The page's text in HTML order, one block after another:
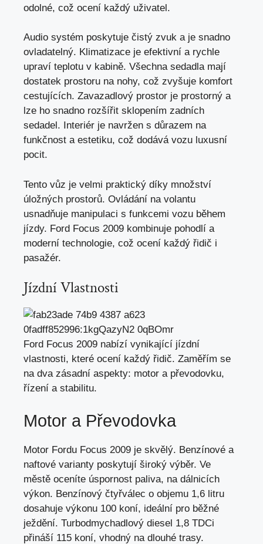
odolné, což ocení každý uživatel.
Audio systém poskytuje čistý zvuk a je snadno
ovladatelný. Klimatizace je efektivní a rychle
upraví teplotu v kabině. Všechna sedadla mají
dostatek prostoru na nohy, což zvyšuje komfort
cestujících. Zavazadlový prostor je prostorný a
lze ho snadno rozšířit sklopením zadních
sedadel. Interiér je navržen s důrazem na
funkčnost a estetiku, což dodává vozu luxusní
pocit.
Tento vůz je velmi praktický díky množství
úložných prostorů. Ovládání na volantu
usnadňuje manipulaci s funkcemi vozu během
jízdy. Ford Focus 2009 kombinuje pohodlí a
moderní technologie, což ocení každý řidič i
pasažér.
Jízdní Vlastnosti
Ford Focus 2009 nabízí vynikající jízdní
vlastnosti, které ocení každý řidič. Zaměřím se
na dva zásadní aspekty: motor a převodovku,
řízení a stabilitu.
Motor a Převodovka
Motor Fordu Focus 2009 je skvělý. Benzínové a
naftové varianty poskytují široký výběr. Ve
městě oceníte úspornost paliva, na dálnicích
výkon. Benzínový čtyřválec o objemu 1,6 litru
dosahuje výkonu 100 koní, ideální pro běžné
ježdění. Turbodmychadlový diesel 1,8 TDCi
přináší 115 koní, vhodný na dlouhé trasy.